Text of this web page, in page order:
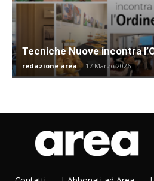
Tecniche Nuove incontra
redazione area - 17 Marzo 2026